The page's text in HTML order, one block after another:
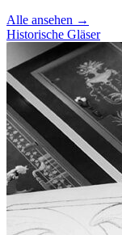
Alle ansehen →
Historische Gläser